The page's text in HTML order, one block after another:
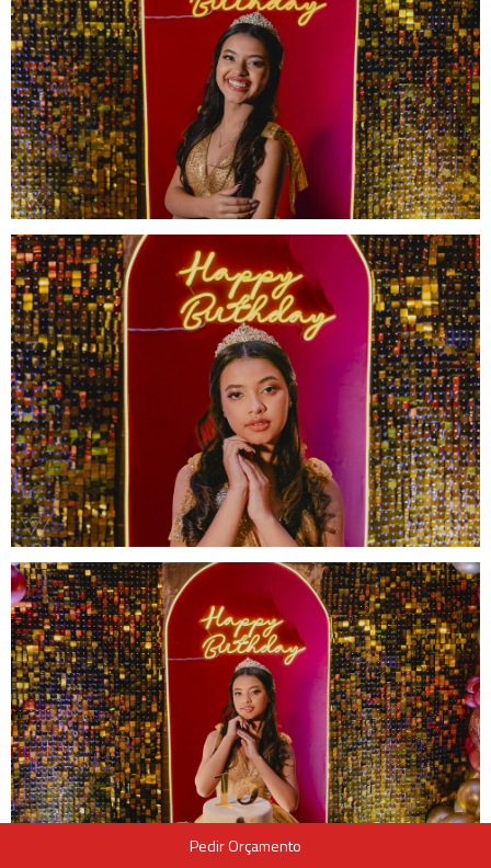
Pedir Orçamento